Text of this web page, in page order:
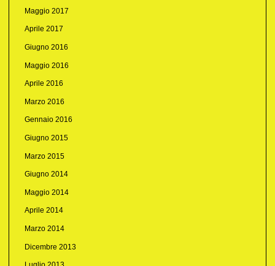
Maggio 2017
Aprile 2017
Giugno 2016
Maggio 2016
Aprile 2016
Marzo 2016
Gennaio 2016
Giugno 2015
Marzo 2015
Giugno 2014
Maggio 2014
Aprile 2014
Marzo 2014
Dicembre 2013